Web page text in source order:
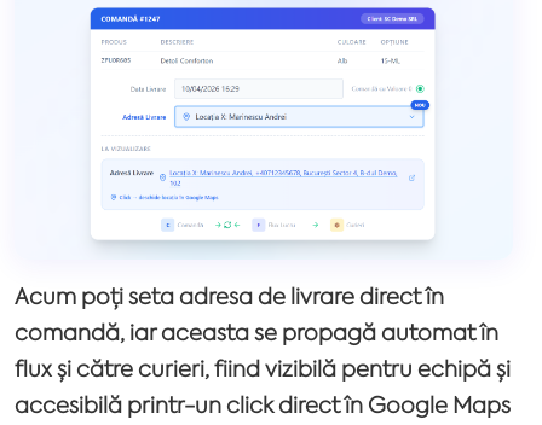
Acum poți seta adresa de livrare direct în
comandă, iar aceasta se propagă automat în
flux și către curieri, fiind vizibilă pentru echipă și
accesibilă printr-un click direct în Google Maps